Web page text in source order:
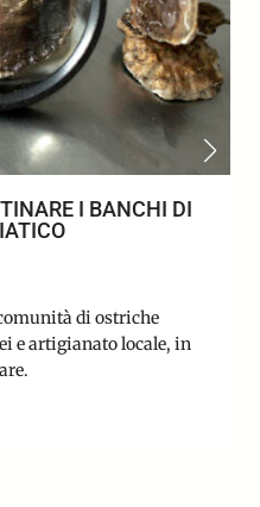
I BANCHI DI
di ostriche
e artigianato locale, in